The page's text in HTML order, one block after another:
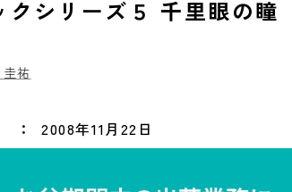
クシリーズ５ 千里眼の
祐
2008年11月22日